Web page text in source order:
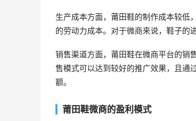
生产成本方面，莆田鞋的制作成本较低
的劳动力成本。对于微商来说，鞋子的
销售渠道方面，莆田鞋在微商平台的销
售模式可以达到较好的推广效果，且通
额。
莆田鞋微商的盈利模式